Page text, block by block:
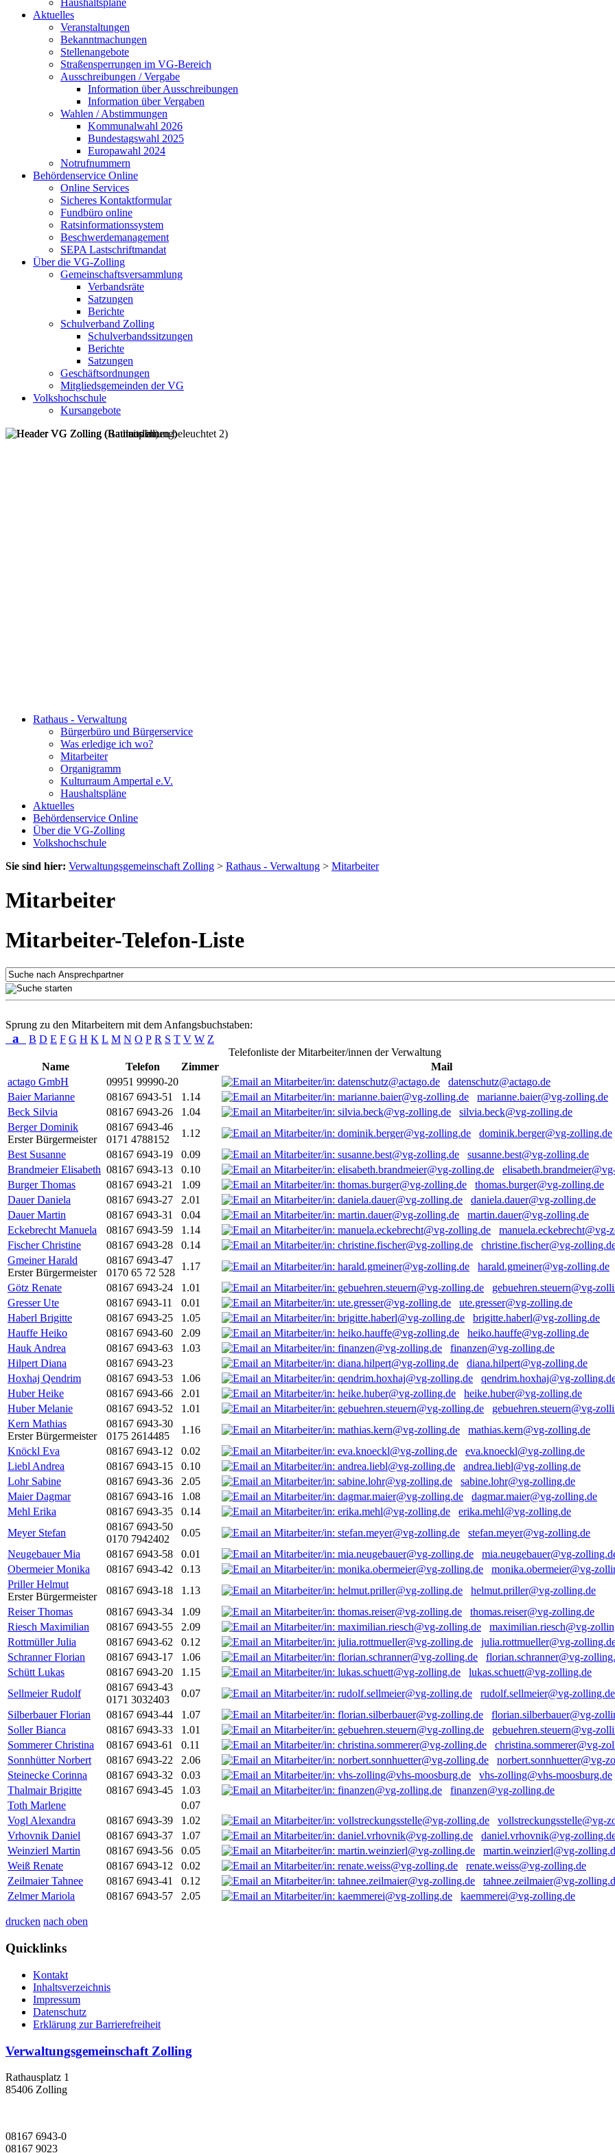
Haushaltspläne
Aktuelles
Veranstaltungen
Bekanntmachungen
Stellenangebote
Straßensperrungen im VG-Bereich
Ausschreibungen / Vergabe
Information über Ausschreibungen
Information über Vergaben
Wahlen / Abstimmungen
Kommunalwahl 2026
Bundestagswahl 2025
Europawahl 2024
Notrufnummern
Behördenservice Online
Online Services
Sicheres Kontaktformular
Fundbüro online
Ratsinformationssystem
Beschwerdemanagement
SEPA Lastschriftmandat
Über die VG-Zolling
Gemeinschaftsversammlung
Verbandsräte
Satzungen
Berichte
Schulverband Zolling
Schulverbandssitzungen
Berichte
Satzungen
Geschäftsordnungen
Mitgliedsgemeinden der VG
Volkshochschule
Kursangebote
Rathaus - Verwaltung
Bürgerbüro und Bürgerservice
Was erledige ich wo?
Mitarbeiter
Organigramm
Kulturraum Ampertal e.V.
Haushaltspläne
Aktuelles
Behördenservice Online
Über die VG-Zolling
Volkshochschule
Sie sind hier: Verwaltungsgemeinschaft Zolling > Rathaus - Verwaltung > Mitarbeiter
Mitarbeiter
Mitarbeiter-Telefon-Liste
Sprung zu den Mitarbeitern mit dem Anfangsbuchstaben:
a B D E F G H K L M N O P R S T V W Z
Telefonliste der Mitarbeiter/innen der Verwaltung
Name
Telefon Zimmer
Mail
actago GmbH
09951 99990-20
datenschutz@actago.de
Baier Marianne
08167 6943-51 1.14
marianne.baier@vg-zolling.de
Beck Silvia
08167 6943-26 1.04
silvia.beck@vg-zolling.de
Berger Dominik
Erster Bürgermeister
08167 6943-46
0171 4788152
1.12
dominik.berger@vg-zolling.de
Best Susanne
08167 6943-19 0.09
susanne.best@vg-zolling.de
Brandmeier Elisabeth 08167 6943-13 0.10
Burger Thomas
08167 6943-21 1.09
thomas.burger@vg-zolling.de
Dauer Daniela
08167 6943-27 2.01
daniela.dauer@vg-zolling.de
Dauer Martin
08167 6943-31 0.04
martin.dauer@vg-zolling.de
Eckebrecht Manuela
08167 6943-59 1.14
manuela.eckebrecht@vg-
Fischer Christine
08167 6943-28 0.14
christine.fischer@vg-
Gmeiner Harald
Erster Bürgermeister
08167 6943-47
0170 65 72 528
1.17
harald.gmeiner@vg-zolling.de
Götz Renate
08167 6943-24 1.01
gebuehren.steuern@vg-
Gresser Ute
08167 6943-11 0.01
ute.gresser@vg-zolling.de
Haberl Brigitte
08167 6943-25 1.05
brigitte.haberl@vg-zolling.de
Hauffe Heiko
08167 6943-60 2.09
heiko.hauffe@vg-zolling.de
Hauk Andrea
08167 6943-63 1.03
finanzen@vg-zolling.de
Hilpert Diana
08167 6943-23
diana.hilpert@vg-zolling.de
Hoxhaj Qendrim
08167 6943-53 1.06
qendrim.hoxhaj@vg-
Huber Heike
08167 6943-66 2.01
heike.huber@vg-zolling.de
Huber Melanie
08167 6943-52 1.01
gebuehren.steuern@vg-
Kern Mathias
Erster Bürgermeister
08167 6943-30
0175 2614485
1.16
mathias.kern@vg-zolling.de
Knöckl Eva
08167 6943-12 0.02
eva.knoeckl@vg-zolling.de
Liebl Andrea
08167 6943-15 0.10
andrea.liebl@vg-zolling.de
Lohr Sabine
08167 6943-36 2.05
sabine.lohr@vg-zolling.de
Maier Dagmar
08167 6943-16 1.08
dagmar.maier@vg-zolling.de
Mehl Erika
08167 6943-35 0.14
erika.mehl@vg-zolling.de
Meyer Stefan
08167 6943-50
0170 7942402
0.05
stefan.meyer@vg-zolling.de
Neugebauer Mia
08167 6943-58 0.01
mia.neugebauer@vg-
Obermeier Monika
08167 6943-42 0.13
monika.obermeier@vg-
Priller Helmut
Erster Bürgermeister
08167 6943-18 1.13
helmut.priller@vg-zolling.de
Reiser Thomas
08167 6943-34 1.09
thomas.reiser@vg-zolling.de
Riesch Maximilian
08167 6943-55 2.09
maximilian.riesch@vg-
Rottmüller Julia
08167 6943-62 0.12
julia.rottmueller@vg-
Schranner Florian
08167 6943-17 1.06
florian.schranner@vg-
Schütt Lukas
08167 6943-20 1.15
lukas.schuett@vg-zolling.de
Sellmeier Rudolf
08167 6943-43
0171 3032403
0.07
rudolf.sellmeier@vg-zolling.de
Silberbauer Florian
08167 6943-44 1.07
florian.silberbauer@vg-
Soller Bianca
08167 6943-33 1.01
gebuehren.steuern@vg-
Sommerer Christina
08167 6943-61 0.11
christina.sommerer@vg-
Sonnhütter Norbert
08167 6943-22 2.06
norbert.sonnhuetter@vg-
Steinecke Corinna
08167 6943-32 0.03
vhs-zolling@vhs-moosburg.de
Thalmair Brigitte
08167 6943-45 1.03
finanzen@vg-zolling.de
Toth Marlene
0.07
Vogl Alexandra
08167 6943-39 1.02
vollstreckungsstelle@vg-
Vrhovnik Daniel
08167 6943-37 1.07
daniel.vrhovnik@vg-
Weinzierl Martin
08167 6943-56 0.05
martin.weinzierl@vg-
Weiß Renate
08167 6943-12 0.02
renate.weiss@vg-zolling.de
Zeilmaier Tahnee
08167 6943-41 0.12
tahnee.zeilmaier@vg-
Zelmer Mariola
08167 6943-57 2.05 kaemmerei@vg-zolling.de
drucken nach oben
Quicklinks
Kontakt
Inhaltsverzeichnis
Impressum
Datenschutz
Erklärung zur Barrierefreiheit
Verwaltungsgemeinschaft Zolling
Rathausplatz 1
85406 Zolling
08167 6943-0
08167 9023